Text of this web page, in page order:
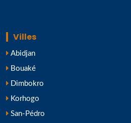
Villes
Abidjan
Bouaké
Dimbokro
Korhogo
San-Pédro